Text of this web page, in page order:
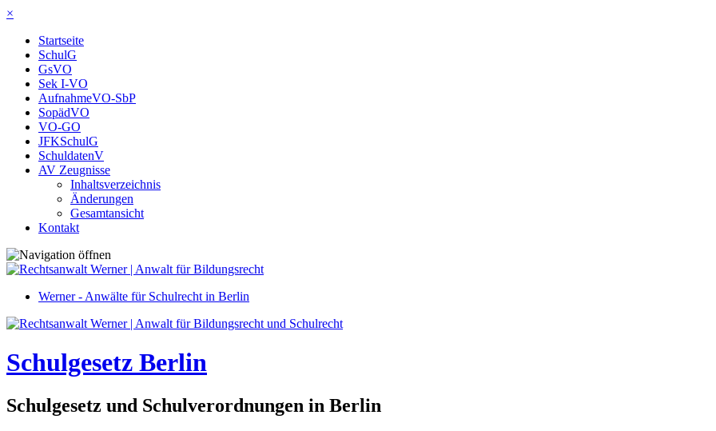
×
Startseite
SchulG
GsVO
Sek I-VO
AufnahmeVO-SbP
SopädVO
VO-GO
JFKSchulG
SchuldatenV
AV Zeugnisse
Inhaltsverzeichnis
Änderungen
Gesamtansicht
Kontakt
Werner - Anwälte für Schulrecht in Berlin
Schulgesetz Berlin
Schulgesetz und Schulverordnungen in Berlin